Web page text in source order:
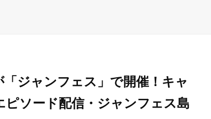
「ジャンフェス」で開催！キャ
ソード配信・ジャンフェス島